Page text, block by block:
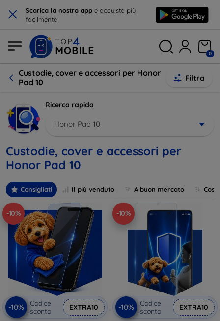
× Scarica la nostra app e acquista più
facilmente
0
Custodie, cover e accessori per Honor
Pad 10
Filtra
Ricerca rapida
Honor Pad 10
Custodie, cover e accessori per
Honor Pad 10
Consigliati Il più venduto A buon mercato
-10%
-10%
Codice
sconto
EXTRA10
-10%
-10%
Codice
sconto
EXTRA10